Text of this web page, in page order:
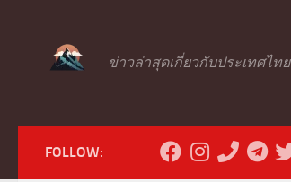
ข่าวล่าสุดเกี่ยวกับประเทศไทย
FOLLOW: